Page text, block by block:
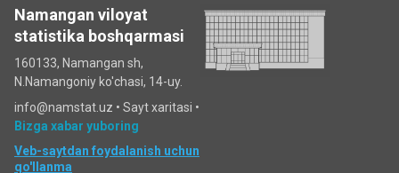
Namangan viloyat
statistika boshqarmasi
160133, Namangan sh,
N.Namangoniy ko'chasi, 14-uy.
info@namstat.uz • Sayt xaritasi •
Bizga xabar yuboring
Veb-saytdan foydalanish uchun
qo'llanma